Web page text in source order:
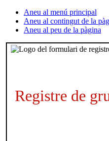
Aneu al menú principal
Aneu al contingut de la
Aneu al peu de la pàgina
Registre de